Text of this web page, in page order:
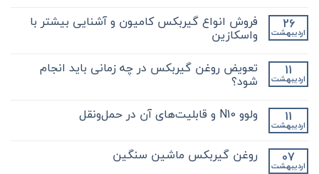
دیدگاهی
نکات
مهم
کلیدی
در
مورد
بکس
کامیون
باید
نشده 26
اردیبهشت
فروش انواع گیربکس کامیون و آشنایی بیشتر با
واسکازین
برای
فروش
انواع
و
آشنایی
واسکازین
ثبت
نشده 11
اردیبهشت
تعویض روغن گیربکس در چه زمانی باید انجام
شود؟
برای
تعویض
در
چه
ثبت
نشده 11
اردیبهشت
ولوو N10 و قابلیت‌های آن در حمل‌ونقل
ولوو
N10
ثبت
نشده 07
اردیبهشت
روغن گیربکس ماشین سنگین